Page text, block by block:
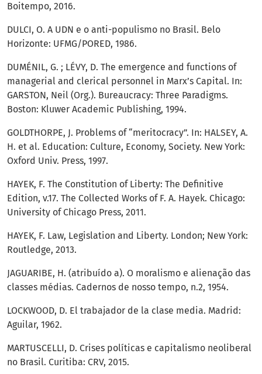
Boitempo, 2016.
DULCI, O. A UDN e o anti-populismo no Brasil. Belo
Horizonte: UFMG/PORED, 1986.
DUMÉNIL, G. ; LÉVY, D. The emergence and functions of
managerial and clerical personnel in Marx’s Capital. In:
GARSTON, Neil (Org.). Bureaucracy: Three Paradigms.
Boston: Kluwer Academic Publishing, 1994.
GOLDTHORPE, J. Problems of “meritocracy”. In: HALSEY, A.
H. et al. Education: Culture, Economy, Society. New York:
Oxford Univ. Press, 1997.
HAYEK, F. The Constitution of Liberty: The Definitive
Edition, v.17. The Collected Works of F. A. Hayek. Chicago:
University of Chicago Press, 2011.
HAYEK, F. Law, Legislation and Liberty. London; New York:
Routledge, 2013.
JAGUARIBE, H. (atribuído a). O moralismo e alienação das
classes médias. Cadernos de nosso tempo, n.2, 1954.
LOCKWOOD, D. El trabajador de la clase media. Madrid:
Aguilar, 1962.
MARTUSCELLI, D. Crises políticas e capitalismo neoliberal
no Brasil. Curitiba: CRV, 2015.